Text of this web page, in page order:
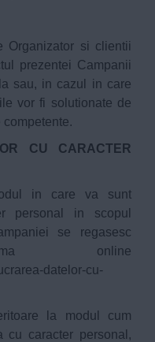
Organizator si clientii
prezentei Campanii
sau, in cazul in care
vor fi solutionate de
CU CARACTER
in care va sunt
personal in scopul
se regasesc
online
datelor-cu-
la modul cum
cu caracter personal,